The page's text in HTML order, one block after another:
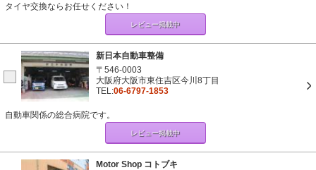
タイヤ交換ならお任せください！
レビュー掲載中
新日本自動車整備
〒546-0003
大阪府大阪市東住吉区今川8丁目
TEL:06-6797-1853
自動車関係の総合病院です。
レビュー掲載中
Motor Shop コトブキ